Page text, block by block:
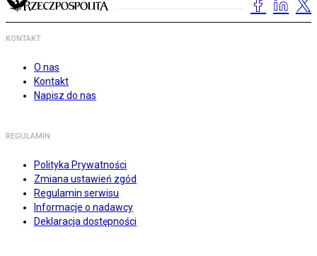
KONTAKT
O nas
Kontakt
Napisz do nas
REGULAMIN
Polityka Prywatności
Zmiana ustawień zgód
Regulamin serwisu
Informacje o nadawcy
Deklaracja dostępności